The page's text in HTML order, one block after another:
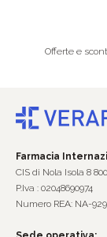
Offerte e
Farmacia
CIS di Nola Isola 8
P.Iva : 02048690974
Numero REA: NA-